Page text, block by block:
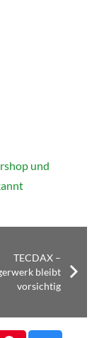
und
TECDAX –
bleibt
vorsichtig